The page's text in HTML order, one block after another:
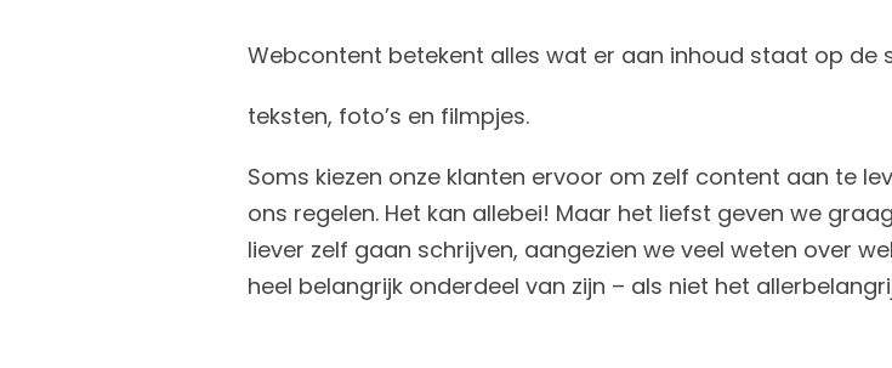
Webcontent betekent alles wat er aan inhoud staat op de
teksten, foto’s en filmpjes.
Soms kiezen onze klanten ervoor om zelf content aan te
ons regelen. Het kan allebei! Maar het liefst geven we
liever zelf gaan schrijven, aangezien we veel weten over
heel belangrijk onderdeel van zijn – als niet het